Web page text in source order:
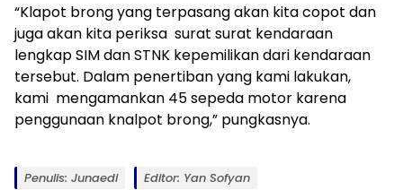
“Klapot brong yang terpasang akan kita copot dan
juga akan kita periksa surat surat kendaraan
lengkap SIM dan STNK kepemilikan dari kendaraan
tersebut. Dalam penertiban yang kami lakukan,
kami mengamankan 45 sepeda motor karena
penggunaan knalpot brong,” pungkasnya.
Penulis: Junaedi Editor: Yan Sofyan